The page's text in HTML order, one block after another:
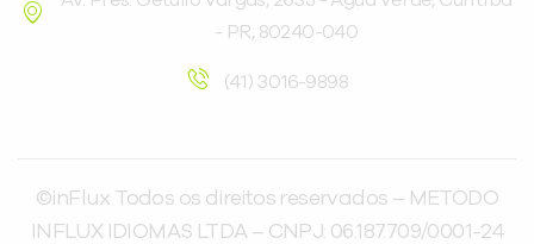
- PR, 80240-040
(41) 3016-9898
©inFlux Todos os direitos reservados – METODO
INFLUX IDIOMAS LTDA – CNPJ: 06.187.709/0001-24